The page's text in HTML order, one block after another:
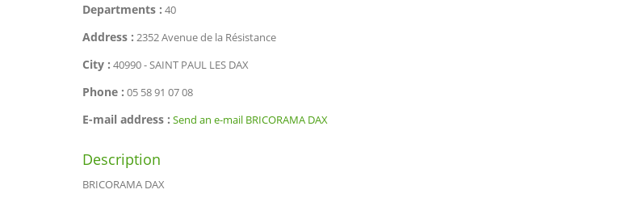
Departments : 40
Address : 2352 Avenue de la Résistance
City : 40990 - SAINT PAUL LES DAX
Phone : 05 58 91 07 08
E-mail address : Send an e-mail BRICORAMA DAX
Description
BRICORAMA DAX